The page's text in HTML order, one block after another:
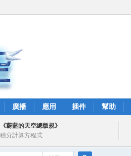
廣播 應用 插件 幫助
《蔚藍的天空總版規》
積分計算方程式